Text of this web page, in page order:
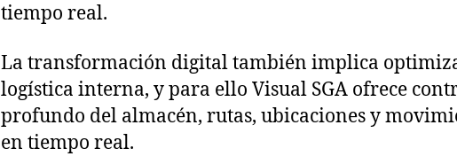
tiempo real.
La transformación digital también implica
logística interna, y para ello Visual SGA ofrece
profundo del almacén, rutas, ubicaciones y
en tiempo real.